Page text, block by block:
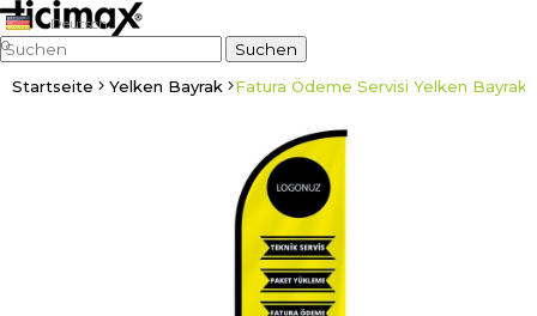
Deutsch
0
Startseite Yelken Bayrak Fatura Ödeme Servisi Yelken Bayrak